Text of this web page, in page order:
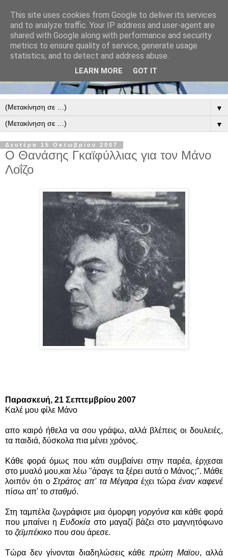
▼
▼
Δευτέρα 15 Οκτωβρίου 2007
Ο Θανάσης Γκαϊφύλλιας για τον Μάνο
Λοΐζο
Παρασκευή, 21 Σεπτεμβρίου 2007
Καλέ μου φίλε Μάνο
απο καιρό ήθελα να σου γράψω, αλλά βλέπεις οι δουλειές,
τα παιδιά, δύσκολα πια μένει χρόνος.
Κάθε φορά όμως που κάτι συμβαίνει στην παρέα, έρχεσαι
στο μυαλό μου,και λέω "άραγε τα ξέρει αυτά ο Μάνος;". Μάθε
λοιπόν ότι οΣτράτος απ' τα Μέγαραέχει τώραέναν καφενέ
πίσω απ' το σταθμό.
Στη ταμπέλα ζωγράφισε μια όμορφη γοργόνακαι κάθε φορά
που μπαίνει ηΕυδοκίαστο μαγαζί βάζει στο μαγνητόφωνο
το ζεϊμπέκικο που σου άρεσε.
Τώρα δεν γίνονται διαδηλώσεις κάθε πρώτη Μαϊου, αλλά
This site uses cookies from Google to deliver its services
and to analyze traffic. Your IP address and user-agent are
shared with Google along with performance and security
metrics to ensure quality of service, generate usage
statistics, and to detect and address abuse.
LEARN MORE GOT IT